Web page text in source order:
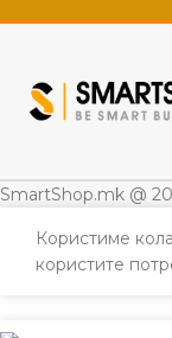
SmartShop.mk @
Користиме
користите